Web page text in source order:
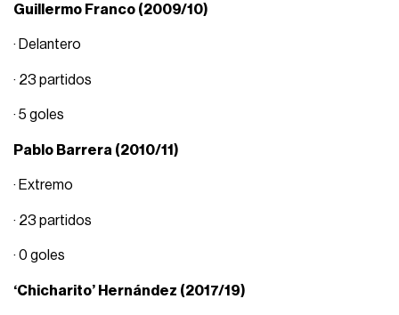
Guillermo Franco (2009/10)
· Delantero
· 23 partidos
· 5 goles
Pablo Barrera (2010/11)
· Extremo
· 23 partidos
· 0 goles
‘Chicharito’ Hernández (2017/19)